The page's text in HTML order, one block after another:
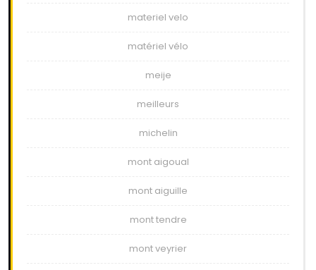
materiel velo
matériel vélo
meije
meilleurs
michelin
mont aigoual
mont aiguille
mont tendre
mont veyrier